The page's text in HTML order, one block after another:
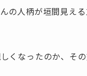
の人柄が垣間見え
くなったのか、そ